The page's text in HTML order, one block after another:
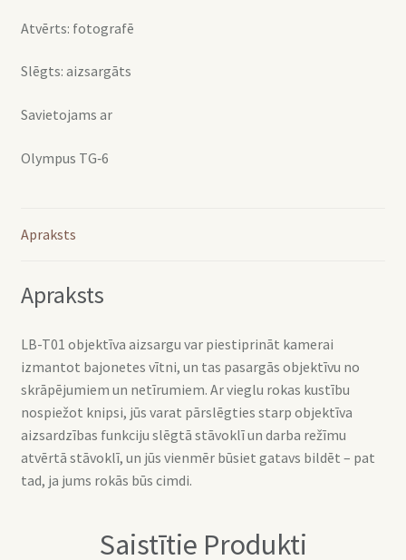
Atvērts: fotografē
Slēgts: aizsargāts
Savietojams ar
Olympus TG‑6
Apraksts
Apraksts
LB-T01 objektīva aizsargu var piestiprināt kamerai
izmantot bajonetes vītni, un tas pasargās objektīvu no
skrāpējumiem un netīrumiem. Ar vieglu rokas kustību
nospiežot knipsi, jūs varat pārslēgties starp objektīva
aizsardzības funkciju slēgtā stāvoklī un darba režīmu
atvērtā stāvoklī, un jūs vienmēr būsiet gatavs bildēt – pat
tad, ja jums rokās būs cimdi.
Saistītie Produkti